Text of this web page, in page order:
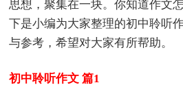
思想，聚集在一块。你知道作文
下是小编为大家整理的初中聆听
与参考，希望对大家有所帮助。
初中聆听作文 篇1